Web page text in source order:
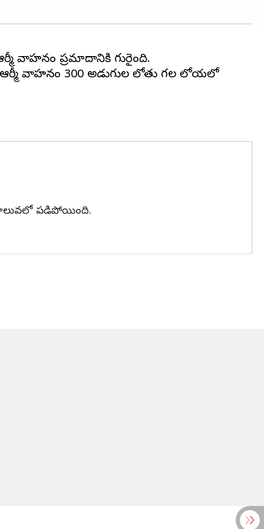
వాహనం ప్రమాదానికి గురైంది.
వాహనం 300 అడుగుల లోతు గల లోయలో
పడిపోయింది.